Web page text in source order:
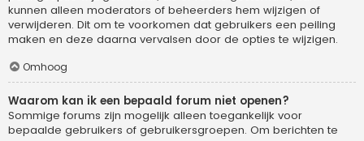
kunnen alleen moderators of beheerders hem wijzigen of
verwijderen. Dit om te voorkomen dat gebruikers een peiling
maken en deze daarna vervalsen door de opties te wijzigen.
Omhoog
Waarom kan ik een bepaald forum niet openen?
Sommige forums zijn mogelijk alleen toegankelijk voor
bepaalde gebruikers of gebruikersgroepen. Om berichten te